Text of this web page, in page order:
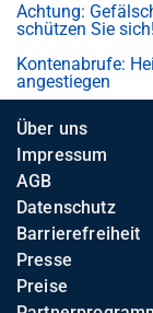
Achtung:
schützen Sie sich!
Kontenabrufe:
angestiegen
Über uns
Impressum
AGB
Datenschutz
Barrierefreiheit
Presse
Preise